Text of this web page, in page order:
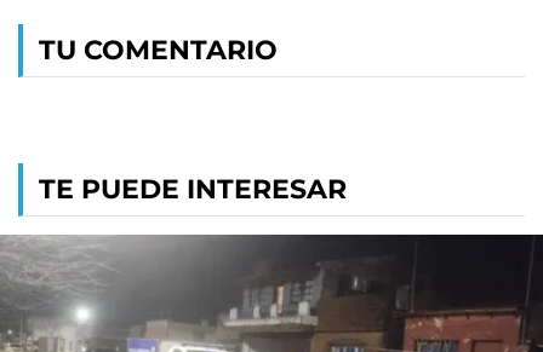
TU COMENTARIO
TE PUEDE INTERESAR